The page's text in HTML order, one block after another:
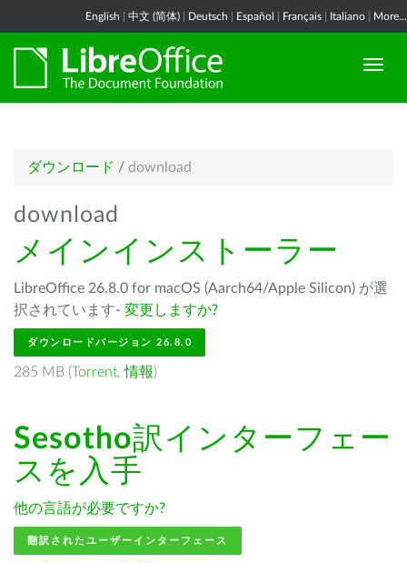
English 中文 (简体) Deutsch Español Français Italiano More...
ダウンロード / download
download
メインインストーラー
LibreOffice 26.8.0 for macOS (Aarch64/Apple Silicon) が選
択されています- 変更しますか?
ダウンロードバージョン 26.8.0
285 MB (Torrent,情報)
Sesotho訳インターフェー
スを入手
他の言語が必要ですか?
翻訳されたユーザーインターフェース